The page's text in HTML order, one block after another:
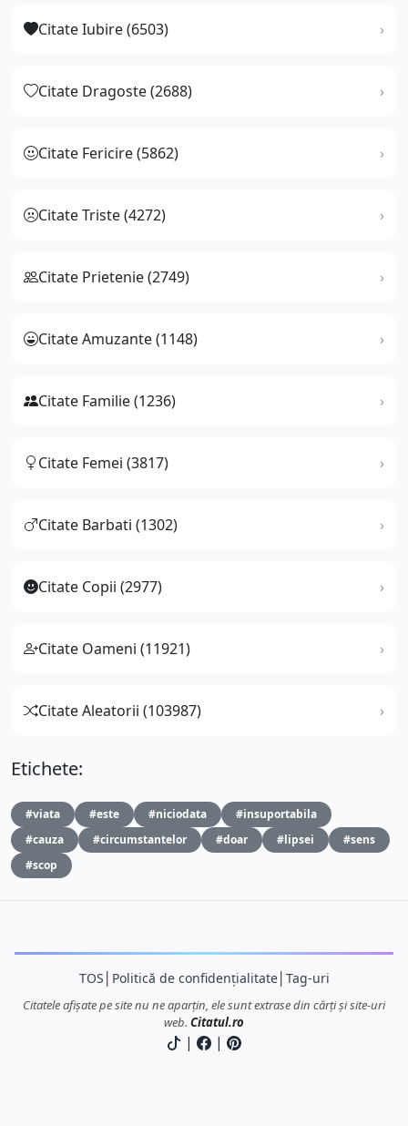
Citate Iubire (6503)
Citate Dragoste (2688)
Citate Fericire (5862)
Citate Triste (4272)
Citate Prietenie (2749)
Citate Amuzante (1148)
Citate Familie (1236)
Citate Femei (3817)
Citate Barbati (1302)
Citate Copii (2977)
Citate Oameni (11921)
Citate Aleatorii (103987)
Etichete:
#viata #este #niciodata
#insuportabila
#cauza
#circumstantelor #doar #lipsei
#sens
#scop
TOS Politică de confidențialitate│ Tag-uri
Citatele afișate pe site nu ne aparțin, ele sunt extrase din cărți și site-uri
web. Citatul.ro
| |